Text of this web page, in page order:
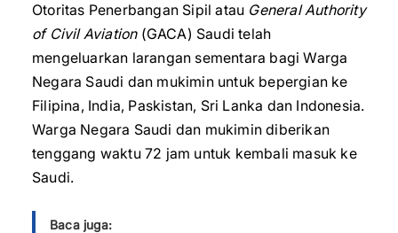
Otoritas Penerbangan Sipil atau General Authority
of Civil Aviation(GACA) Saudi telah
mengeluarkan larangan sementara bagi Warga
Negara Saudi dan mukimin untuk bepergian ke
Filipina, India, Paskistan, Sri Lanka dan Indonesia.
Warga Negara Saudi dan mukimin diberikan
tenggang waktu 72 jam untuk kembali masuk ke
Saudi.
Baca juga: